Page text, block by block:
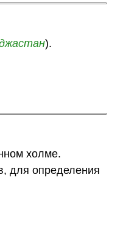
).
холме.
для определения